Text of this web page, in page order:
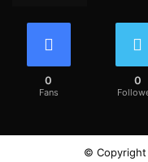
0
Fans
0
© Copyright